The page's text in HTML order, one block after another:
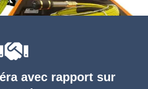
avec rapport sur